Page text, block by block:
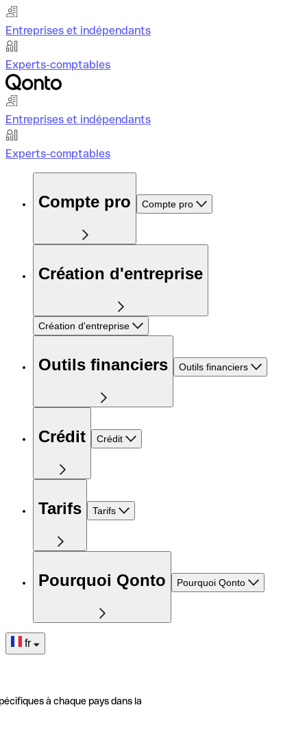
Entreprises et indépendants
Experts-comptables
Entreprises et indépendants
Experts-comptables
Compte pro Compte pro
Création d'entreprise
Création d'entreprise
Outils financiers Outils financiers
Crédit Crédit
Tarifs Tarifs
Pourquoi Qonto Pourquoi Qonto
fr
à chaque pays dans la